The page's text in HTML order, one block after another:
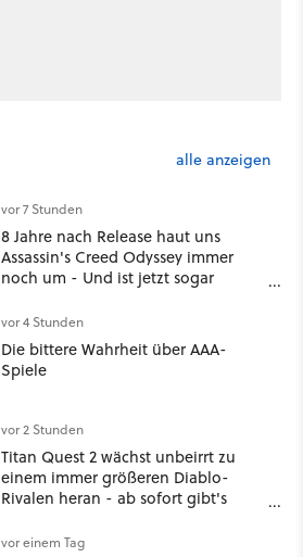
alle anzeigen
vor 7 Stunden
8 Jahre nach Release haut uns
Assassin's Creed Odyssey immer
noch um - Und ist jetzt sogar
vor 4 Stunden
Die bittere Wahrheit über AAA-
Spiele
vor 2 Stunden
Titan Quest 2 wächst unbeirrt zu
einem immer größeren Diablo-
Rivalen heran - ab sofort gibt's
Klasse
vor einem Tag